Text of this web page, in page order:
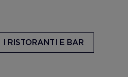
I RISTORANTI E BAR